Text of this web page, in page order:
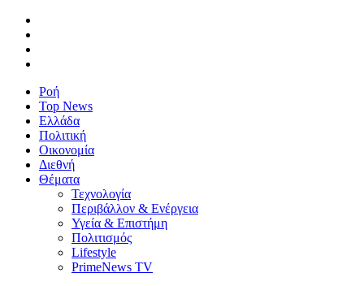
Ροή
Top News
Ελλάδα
Πολιτική
Οικονομία
Διεθνή
Θέματα
Τεχνολογία
Περιβάλλον & Ενέργεια
Υγεία & Επιστήμη
Πολιτισμός
Lifestyle
PrimeNews TV